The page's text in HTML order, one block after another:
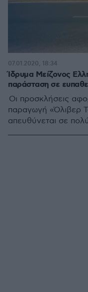
Ίδρυμα Μείζονος
παράσταση σε
Οι προσκλήσεις
παραγωγή «Όλιβερ
απευθύνεται σε
07.01.2020, 18:34